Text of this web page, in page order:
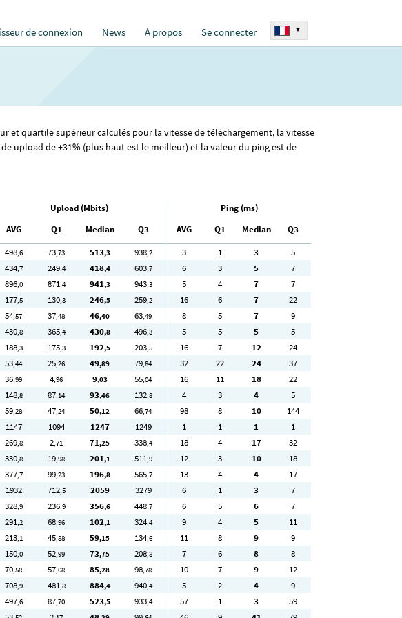
de connexion News À propos Se connecter ▾
et quartile supérieur calculés pour la vitesse de téléchargement, la vitesse
upload de +31% (plus haut est le meilleur) et la valeur du ping est de
Upload (Mbits)
Ping (ms)
AVG Q1 Median Q3 AVG Q1 Median
Q3
498,6 73,73 513,3 938,2 3 1 3
5
434,7 249,4 418,4 603,7 6 3 5
7
896,0 871,4 941,3 943,3 5 4 7
7
177,5 130,3 246,5 259,2 16 6 7
22
54,57 37,48 46,40 63,49 8 5 7
9
430,8 365,4 430,8 496,3 5 5 5
5
188,3 175,3 192,5 203,5 16 7 12
24
53,44 25,26 49,89 79,84 32 22 24
37
36,99 4,96 9,03 55,04 16 11 18
22
148,8 87,14 93,46 132,8 4 3 4
5
59,28 47,24 50,12 66,74 98 8 10
144
1147 1094 1247 1249 1 1 1
1
269,8 2,71 71,25 338,4 18 4 17
32
330,8 19,98 201,1 511,9 12 3 10
18
377,7 99,23 196,8 565,7 13 4 4
17
1932 712,5 2059 3279 6 1 3
7
328,9 236,9 356,6 448,7 6 5 6
7
291,2 68,96 102,1 324,4 9 4 5
11
213,1 45,88 59,15 134,6 11 8 9
9
150,0 52,99 73,75 208,8 7 6 8
8
70,58 57,08 85,28 98,78 10 7 9
12
708,9 481,8 884,4 940,4 5 2 4
9
497,6 87,70 523,5 933,4 57 1 3
59